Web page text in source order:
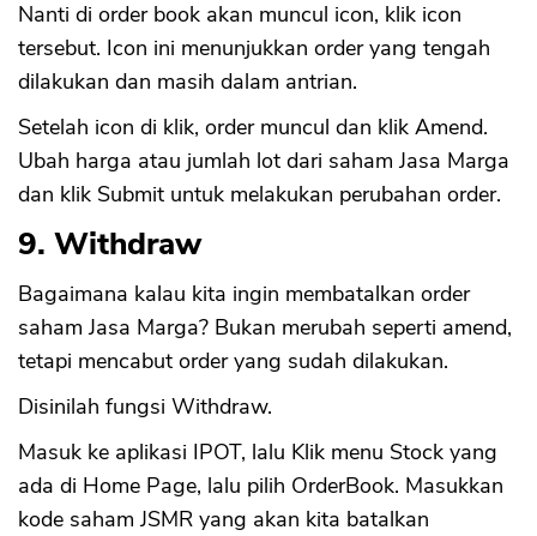
Nanti di order book akan muncul icon, klik icon
tersebut. Icon ini menunjukkan order yang tengah
dilakukan dan masih dalam antrian.
Setelah icon di klik, order muncul dan klik Amend.
Ubah harga atau jumlah lot dari saham Jasa Marga
dan klik Submit untuk melakukan perubahan order.
9. Withdraw
Bagaimana kalau kita ingin membatalkan order
saham Jasa Marga? Bukan merubah seperti amend,
tetapi mencabut order yang sudah dilakukan.
Disinilah fungsi Withdraw.
Masuk ke aplikasi IPOT, lalu Klik menu Stock yang
ada di Home Page, lalu pilih OrderBook. Masukkan
kode saham JSMR yang akan kita batalkan
OK
CANCEL